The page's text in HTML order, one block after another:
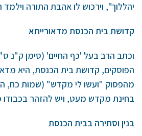
יהללוך", וירכוש לו אהבת התורה וילמד
קדושת בית הכנסת מדאורייתא
וכתב הרב בעל 'כף החיים' (סימן ק"נ
הפוסקים, קדושת בית הכנסת, היא
מהפסוק "ועשו לי מקדש" (שמות כח,
בחינת מקדש מעט, ויש להזהר בכבודו
בנין וסתירה בבית הכנסת